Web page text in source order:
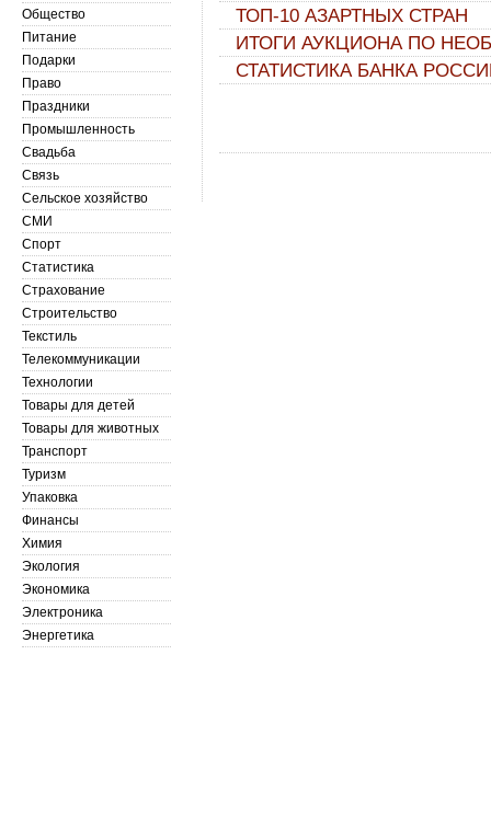
ТОП-10 АЗАРТНЫХ СТРАН
ИТОГИ АУКЦИОНА ПО
СТАТИСТИКА БАНКА
Общество
Питание
Подарки
Право
Праздники
Промышленность
Свадьба
Связь
Сельское хозяйство
СМИ
Спорт
Статистика
Страхование
Строительство
Текстиль
Телекоммуникации
Технологии
Товары для детей
Товары для животных
Транспорт
Туризм
Упаковка
Финансы
Химия
Экология
Экономика
Электроника
Энергетика